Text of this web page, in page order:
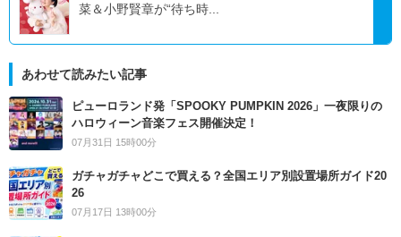
菜＆小野賢章が“待ち時...
あわせて読みたい記事
ピューロランド発「SPOOKY PUMPKIN 2026」一夜限りの
ハロウィーン音楽フェス開催決定！
07月31日 15時00分
ガチャガチャどこで買える？全国エリア別設置場所ガイド20
26
07月17日 13時00分